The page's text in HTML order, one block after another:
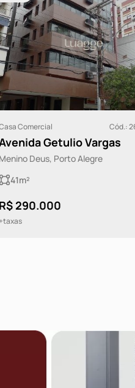
Exclusividade Luagge
Comercial
Doutor Dias De
Tristeza, Porto Alegre
350m²
R$ 1.600.000